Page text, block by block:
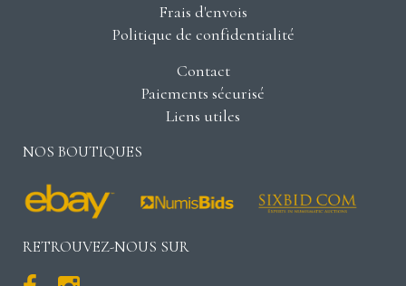
Frais d'envois
Politique de confidentialité
Contact
Paiements sécurisé
Liens utiles
NOS BOUTIQUES
RETROUVEZ-NOUS SUR